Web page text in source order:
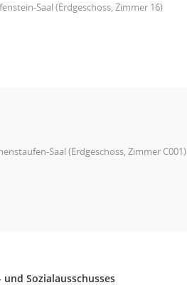
Saal (Erdgeschoss, Zimmer 16)
Saal (Erdgeschoss, Zimmer C001)
Sozialausschusses